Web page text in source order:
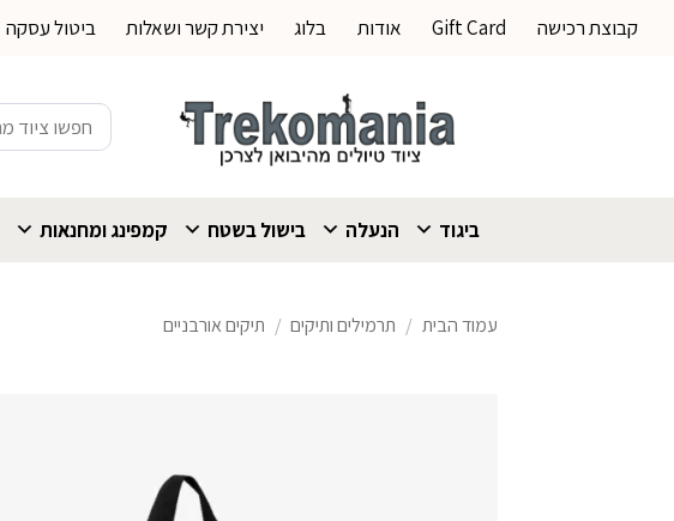
קבוצת רכישה Gift Card אודות בלוג יצירת קשר ושאלות ביטול עסקה
חיפוש
עבור:
ביגוד הנעלה בישול בשטח קמפינג ומחנאות
עמוד הבית / תרמילים ותיקים / תיקים אורבניים